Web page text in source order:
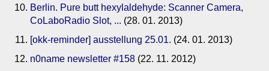
Berlin. Pure butt hexylaldehyde: Scanner Camera,
CoLaboRadio Slot, ... (28. 01. 2013)
[okk-reminder] ausstellung 25.01. (24. 01. 2013)
n0name newsletter #158 (22. 11. 2012)